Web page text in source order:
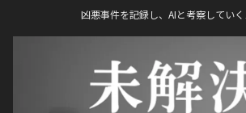
凶悪事件を記録し、AIと考察してい